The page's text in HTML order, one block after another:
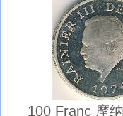
100 Franc 摩